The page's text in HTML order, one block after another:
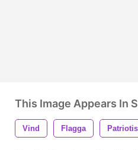
This Image Appears In
Vind Flagga